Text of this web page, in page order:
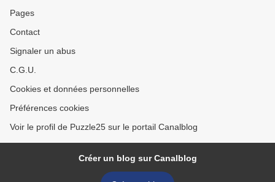
Pages
Contact
Signaler un abus
C.G.U.
Cookies et données personnelles
Préférences cookies
Voir le profil de Puzzle25 sur le portail Canalblog
Créer un blog sur Canalblog